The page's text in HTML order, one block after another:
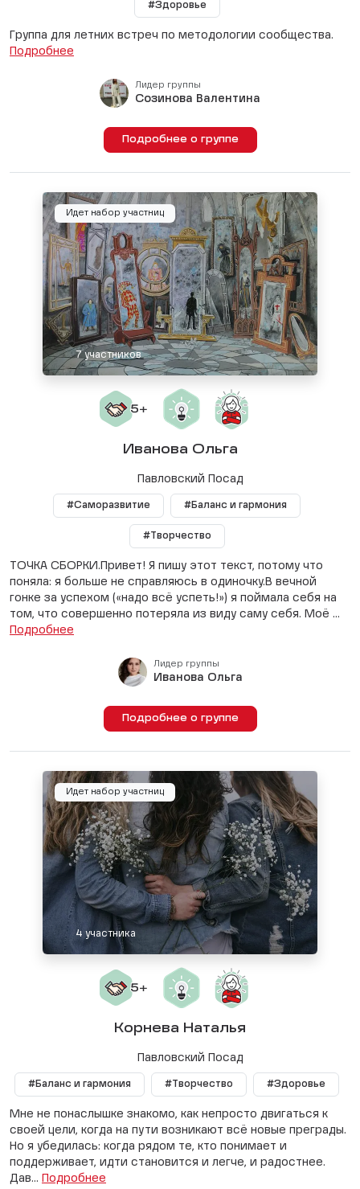
#Здоровье
Группа для летних встреч по методологии сообщества.
Подробнее
Лидер группы
Созинова Валентина
Подробнее о группе
Идет набор участниц
7 участников
Иванова Ольга
Павловский Посад
#Саморазвитие #Баланс и гармония
#Творчество
ТОЧКА СБОРКИ.Привет! Я пишу этот текст, потому что
поняла: я больше не справляюсь в одиночку.В вечной
гонке за успехом («надо всё успеть!») я поймала себя на
том, что совершенно потеряла из виду саму себя. Моё ...
Подробнее
Лидер группы
Иванова Ольга
Подробнее о группе
Идет набор участниц
4 участника
Корнева Наталья
Павловский Посад
#Баланс и гармония #Творчество #Здоровье
Мне не понаслышке знакомо, как непросто двигаться к
своей цели, когда на пути возникают всё новые преграды.
Но я убедилась: когда рядом те, кто понимает и
поддерживает, идти становится и легче, и радостнее.
Дав... Подробнее